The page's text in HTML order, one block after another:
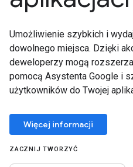
Umożliwienie szybkich i
dowolnego miejsca. Dzięki
deweloperzy mogą
pomocą Asystenta Google i
użytkowników do Twojej
Więcej informacji
ZACZNIJ TWORZYĆ